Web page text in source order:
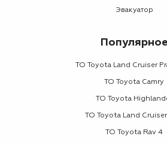
Эвакуатор
Популярное
ТО Toyota Land Cruiser
ТО Toyota Camry
ТО Toyota
ТО Toyota Land
ТО Toyota Rav 4